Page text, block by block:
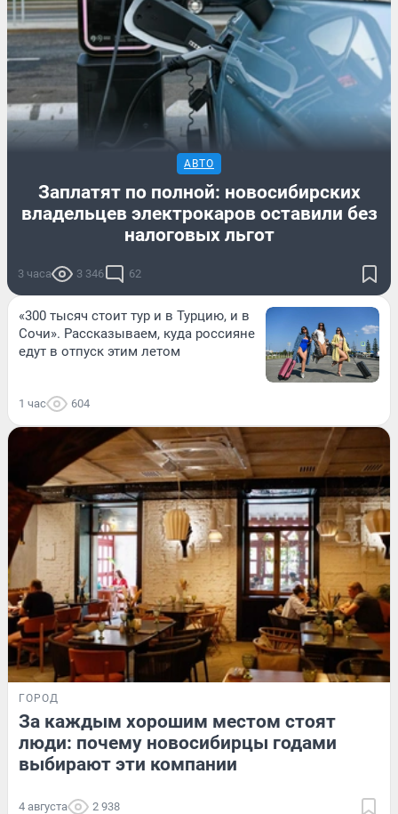
АВТО
Заплатят по полной: новосибирских
владельцев электрокаров оставили без
налоговых льгот
3 часа 3 346 62
«300 тысяч стоит тур и в Турцию, и в
Сочи». Рассказываем, куда россияне
едут в отпуск этим летом
1 час 604
ГОРОД
За каждым хорошим местом стоят
люди: почему новосибирцы годами
выбирают эти компании
4 августа 2 938